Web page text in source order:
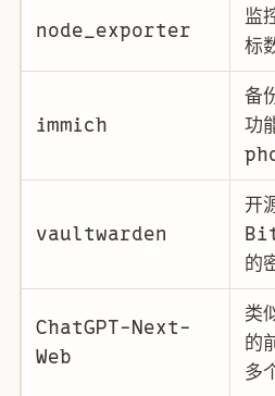
node_exporter
监
标
immich
备
功
vaultwarden
开
的
ChatGPT-Next-
Web
类
的
多